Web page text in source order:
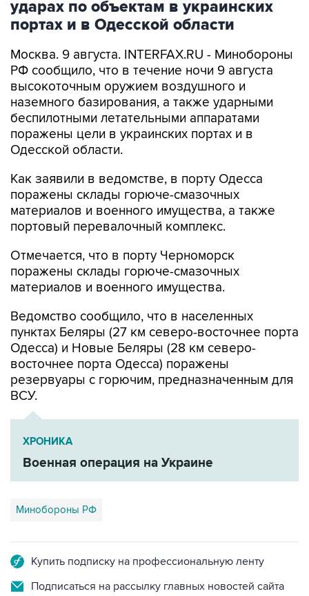
ударах по объектам в украинских
портах и в Одесской области
Москва. 9 августа. INTERFAX.RU - Минобороны
РФ сообщило, что в течение ночи 9 августа
высокоточным оружием воздушного и
наземного базирования, а также ударными
беспилотными летательными аппаратами
поражены цели в украинских портах и в
Одесской области.
Как заявили в ведомстве, в порту Одесса
поражены склады горюче-смазочных
материалов и военного имущества, а также
портовый перевалочный комплекс.
Отмечается, что в порту Черноморск
поражены склады горюче-смазочных
материалов и военного имущества.
Ведомство сообщило, что в населенных
пунктах Беляры (27 км северо-восточнее порта
Одесса) и Новые Беляры (28 км северо-
восточнее порта Одесса) поражены
резервуары с горючим, предназначенным для
ВСУ.
ХРОНИКА
Военная операция на Украине
Минобороны РФ
Купить подписку на профессиональную ленту
Подписаться на рассылку главных новостей сайта